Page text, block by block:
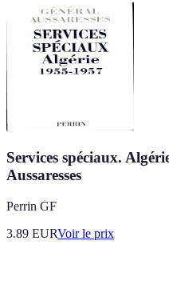
Services spéciaux.
Aussaresses
Perrin GF
3.89 EURVoir le prix